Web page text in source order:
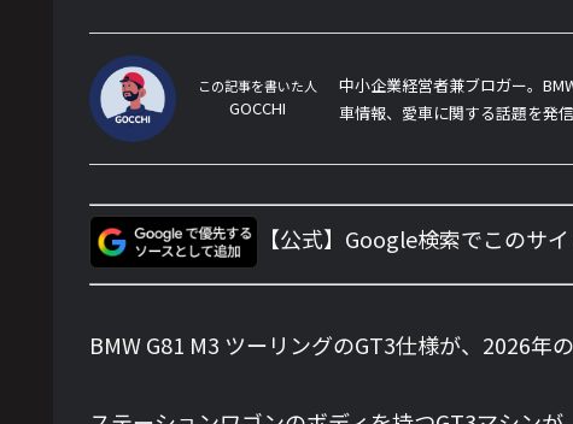
この記事を書いた人
GOCCHI
中小企業経営者兼ブロガー。
車情報、愛車に関する話題を発
【公式】Google検索でこのサ
BMW G81 M3 ツーリングのGT3仕様が、2026年